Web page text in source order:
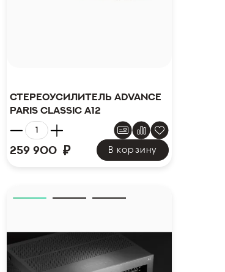
Стереоусилитель Advance
Paris Classic A12
259 900 ₽ В корзину